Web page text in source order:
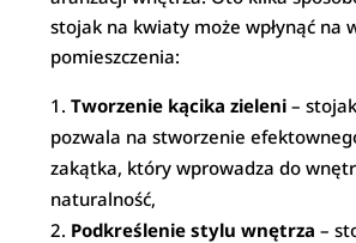
stojak na kwiaty może wpłynąć na
pomieszczenia:
Tworzenie kącika zieleni –
pozwala na stworzenie
zakątka, który wprowadza do
naturalność,
Podkreślenie stylu wnętrza –